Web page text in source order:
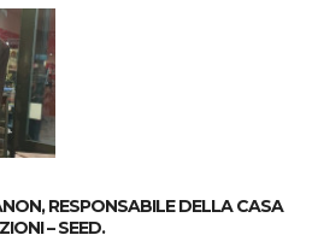
RESPONSABILE DELLA CASA
– SEED.